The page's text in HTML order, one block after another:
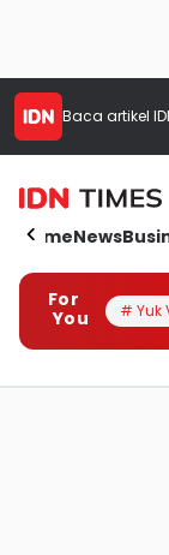
Baca artikel
HomeNews
For
You
# Yuk